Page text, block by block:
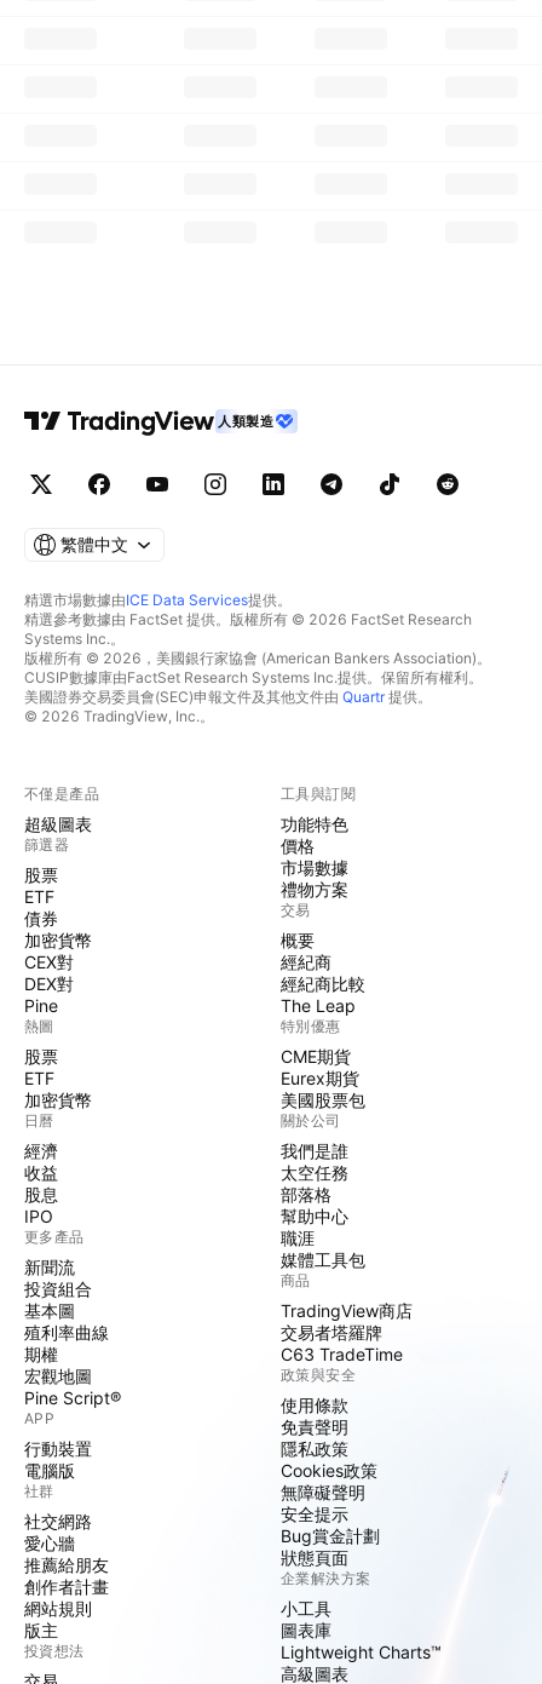
人類製造
繁體中文
精選市場數據由ICE Data Services提供。
精選參考數據由 FactSet 提供。版權所有 © 2026 FactSet Research
Systems Inc.。
版權所有 © 2026，美國銀行家協會 (American Bankers Association)。
CUSIP數據庫由FactSet Research Systems Inc.提供。保留所有權利。
美國證券交易委員會(SEC)申報文件及其他文件由 Quartr提供。
© 2026 TradingView, Inc.。
不僅是產品
超級圖表
篩選器
股票
ETF
債券
加密貨幣
CEX對
DEX對
Pine
熱圖
股票
ETF
加密貨幣
日曆
經濟
收益
股息
IPO
更多產品
新聞流
投資組合
基本圖
殖利率曲線
期權
宏觀地圖
Pine Script®
APP
行動裝置
電腦版
社群
社交網路
愛心牆
推薦給朋友
創作者計畫
網站規則
版主
投資想法
工具與訂閱
功能特色
價格
市場數據
禮物方案
交易
概要
經紀商
經紀商比較
The Leap
特別優惠
CME期貨
Eurex期貨
美國股票包
關於公司
我們是誰
太空任務
部落格
幫助中心
職涯
媒體工具包
商品
TradingView商店
交易者塔羅牌
C63 TradeTime
政策與安全
使用條款
免責聲明
隱私政策
Cookies政策
無障礙聲明
安全提示
Bug賞金計劃
狀態頁面
企業解決方案
小工具
圖表庫
Lightweight Charts™
高級圖表